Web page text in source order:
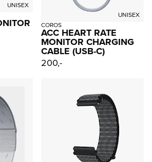
UNISEX
UNISEX
COROS
ACC HEART RATE
MONITOR CHARGING
CABLE (USB-C)
200,-